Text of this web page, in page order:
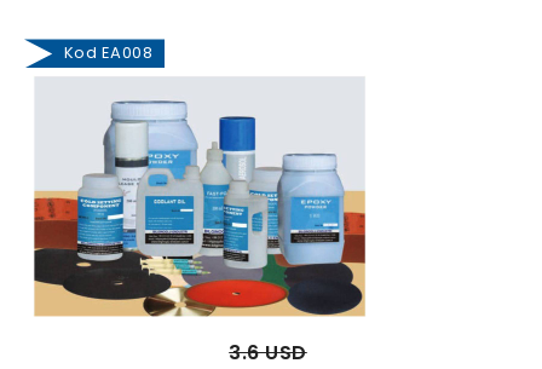
Kod EA008
3.6 USD